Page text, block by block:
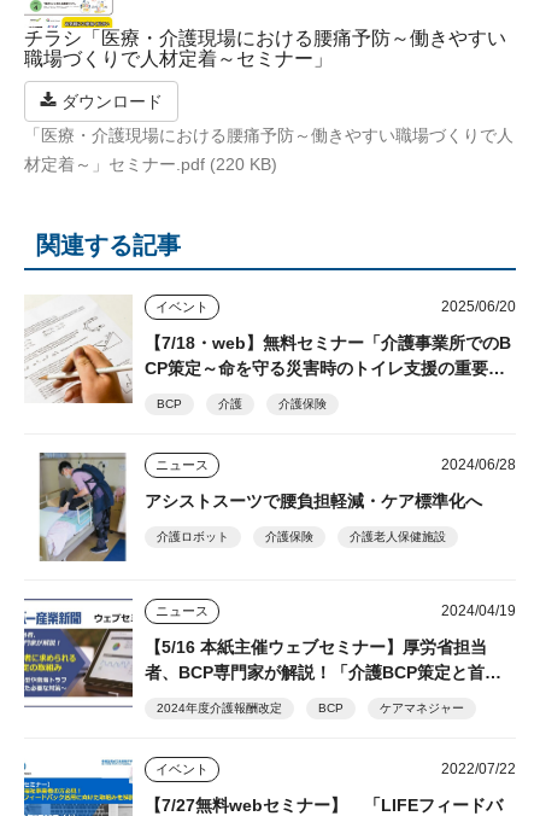
チラシ「医療・介護現場における腰痛予防～働きやすい
職場づくりで人材定着～セミナー」
ダウンロード
「医療・介護現場における腰痛予防～働きやすい職場づくりで人
材定着～」セミナー.pdf (220 KB)
関連する記事
イベント 2025/06/20
【7/18・web】無料セミナー「介護事業所でのB
CP策定～命を守る災害時のトイレ支援の重要
性」 シルバー産業新聞主催 後日視聴できるア
BCP 介護 介護保険
ニュース 2024/06/28
アシストスーツで腰負担軽減・ケア標準化へ
介護ロボット 介護保険 介護老人保健施設
ニュース 2024/04/19
【5/16 本紙主催ウェブセミナー】厚労省担当
者、BCP専門家が解説！「介護BCP策定と首都
直下型／南海トラフ地震への対策」☆参加無料、
2024年度介護報酬改定 BCP ケアマネジャー
イベント 2022/07/22
【7/27無料webセミナー】 「LIFEフィードバ